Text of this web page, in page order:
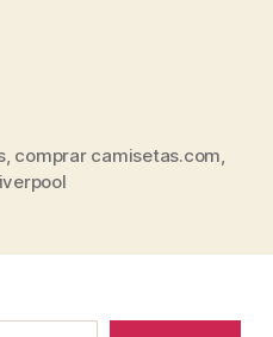
, comprar camisetas.com